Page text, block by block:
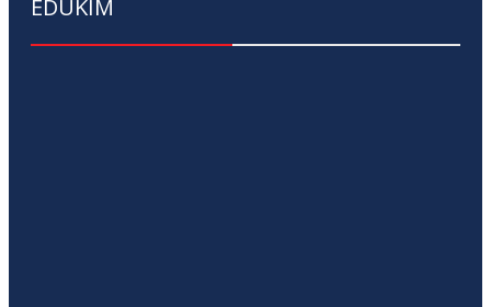
EDUKIM